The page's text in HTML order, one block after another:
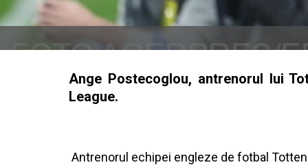
Ange Postecoglou, antrenorul lui
League.
Antrenorul echipei engleze de fotbal